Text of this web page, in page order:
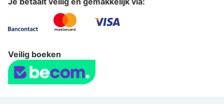
Veilig boeken